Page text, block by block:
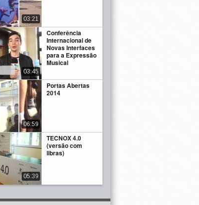
03:21
Conferência
Internacional de
Novas Interfaces
para a Expressão
Musical
03:45
Portas Abertas
2014
06:59
TECNOX 4.0
(versão com
libras)
05:39